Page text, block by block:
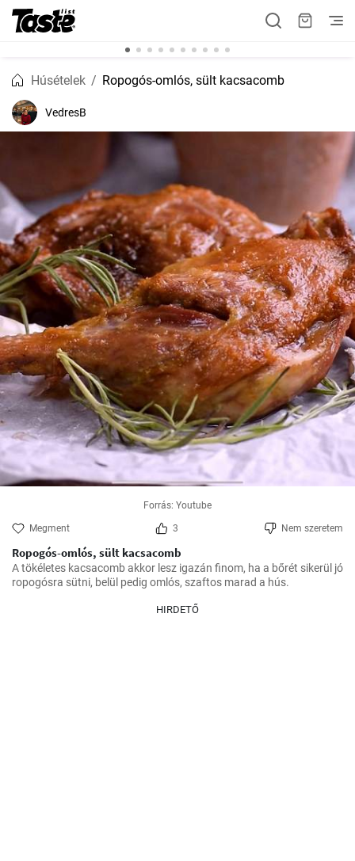
Húsételek Ropogós-omlós, sült kacsacomb
VedresB
Forrás: Youtube
Megment 3 Nem szeretem
Ropogós-omlós, sült kacsacomb
A tökéletes kacsacomb akkor lesz igazán finom, ha a bőrét sikerül jó
ropogósra sütni, belül pedig omlós, szaftos marad a hús.
HIRDETŐ